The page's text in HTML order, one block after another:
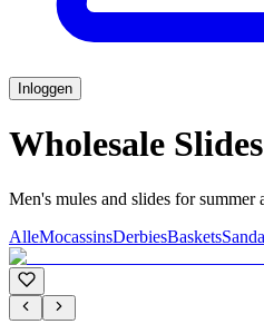
Inloggen
Wholesale
Men's mules and slides for summer
AlleMocassinsDerbiesBaskets